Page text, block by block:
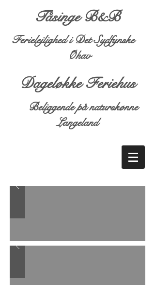
Tåsinge B&B
Ferielejlighed i Det Sydfynske
Øhav
Dageløkke Feriehus
Beliggende på naturskønne
Langeland